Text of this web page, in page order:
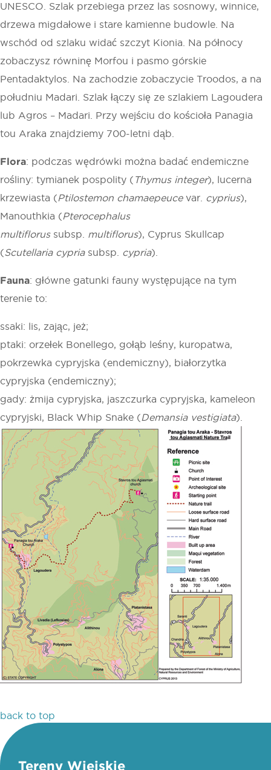
UNESCO. Szlak przebiega przez las sosnowy, winnice,
drzewa migdałowe i stare kamienne budowle. Na
wschód od szlaku widać szczyt Kionia. Na północy
zobaczysz równinę Morfou i pasmo górskie
Pentadaktylos. Na zachodzie zobaczycie Troodos, a na
południu Madari. Szlak łączy się ze szlakiem Lagoudera
lub Agros – Madari. Przy wejściu do kościoła Panagia
tou Araka znajdziemy 700-letni dąb.
Flora: podczas wędrówki można badać endemiczne
rośliny: tymianek pospolity ( Thymus integer), lucerna
krzewiasta (Ptilostemon chamaepeucevar. cyprius),
Manouthkia (Pterocephalus
multiflorussubsp. multiflorus), Cyprus Skullcap
(Scutellaria cypriasubsp. cypria).
Fauna: główne gatunki fauny występujące na tym
terenie to:
ssaki: lis, zając, jeż;
ptaki: orzełek Bonellego, gołąb leśny, kuropatwa,
pokrzewka cypryjska (endemiczny), białorzytka
cypryjska (endemiczny);
gady: żmija cypryjska, jaszczurka cypryjska, kameleon
cypryjski, Black Whip Snake (Demansia vestigiata).
back to top
Tereny Wiejskie